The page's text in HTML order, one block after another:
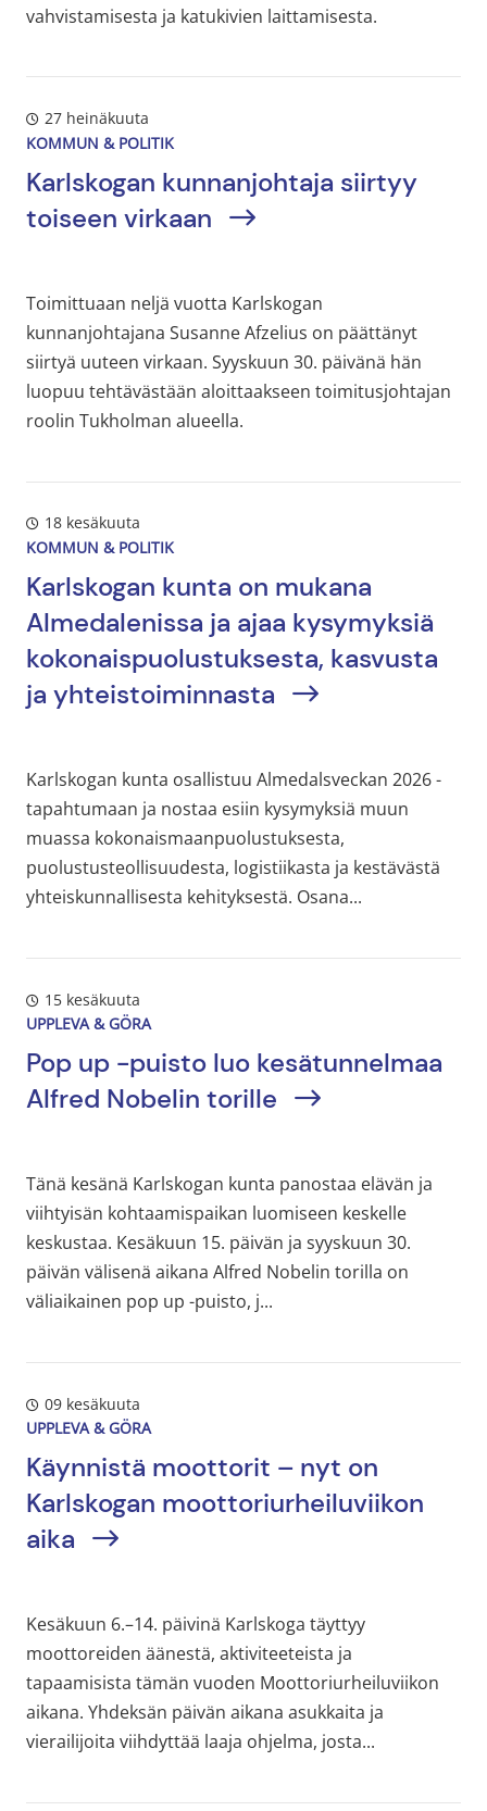
vahvistamisesta ja katukivien laittamisesta.
27 heinäkuuta
KOMMUN & POLITIK
Karlskogan kunnanjohtaja siirtyy
toiseen virkaan
Toimittuaan neljä vuotta Karlskogan
kunnanjohtajana Susanne Afzelius on päättänyt
siirtyä uuteen virkaan. Syyskuun 30. päivänä hän
luopuu tehtävästään aloittaakseen toimitusjohtajan
roolin Tukholman alueella.
18 kesäkuuta
KOMMUN & POLITIK
Karlskogan kunta on mukana
Almedalenissa ja ajaa kysymyksiä
kokonaispuolustuksesta, kasvusta
ja yhteistoiminnasta
Karlskogan kunta osallistuu Almedalsveckan 2026 -
tapahtumaan ja nostaa esiin kysymyksiä muun
muassa kokonaismaanpuolustuksesta,
puolustusteollisuudesta, logistiikasta ja kestävästä
yhteiskunnallisesta kehityksestä. Osana...
15 kesäkuuta
UPPLEVA & GÖRA
Pop up -puisto luo kesätunnelmaa
Alfred Nobelin torille
Tänä kesänä Karlskogan kunta panostaa elävän ja
viihtyisän kohtaamispaikan luomiseen keskelle
keskustaa. Kesäkuun 15. päivän ja syyskuun 30.
päivän välisenä aikana Alfred Nobelin torilla on
väliaikainen pop up -puisto, j...
09 kesäkuuta
UPPLEVA & GÖRA
Käynnistä moottorit – nyt on
Karlskogan moottoriurheiluviikon
aika
Kesäkuun 6.–14. päivinä Karlskoga täyttyy
moottoreiden äänestä, aktiviteeteista ja
tapaamisista tämän vuoden Moottoriurheiluviikon
aikana. Yhdeksän päivän aikana asukkaita ja
vierailijoita viihdyttää laaja ohjelma, josta...